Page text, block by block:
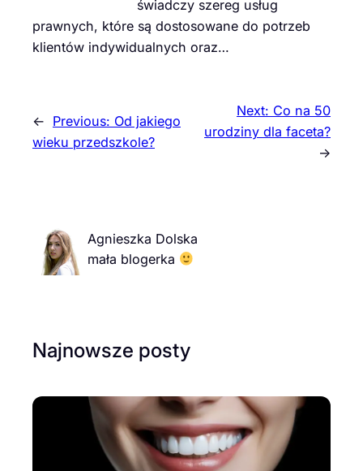
świadczy szereg usług
prawnych, które są dostosowane do potrzeb
klientów indywidualnych oraz…
← Previous: Od jakiego
wieku przedszkole?
Next: Co na 50
urodziny dla faceta?
→
Agnieszka Dolska
mała blogerka
Najnowsze posty